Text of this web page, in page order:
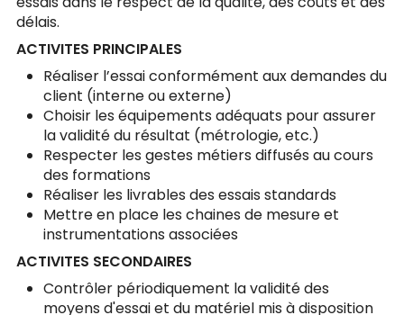
délais.
ACTIVITES PRINCIPALES
Réaliser l’essai conformément aux demandes du
client (interne ou externe)
Choisir les équipements adéquats pour assurer
la validité du résultat (métrologie, etc.)
Respecter les gestes métiers diffusés au cours
des formations
Réaliser les livrables des essais standards
Mettre en place les chaines de mesure et
instrumentations associées
ACTIVITES SECONDAIRES
Contrôler périodiquement la validité des
moyens d'essai et du matériel mis à disposition